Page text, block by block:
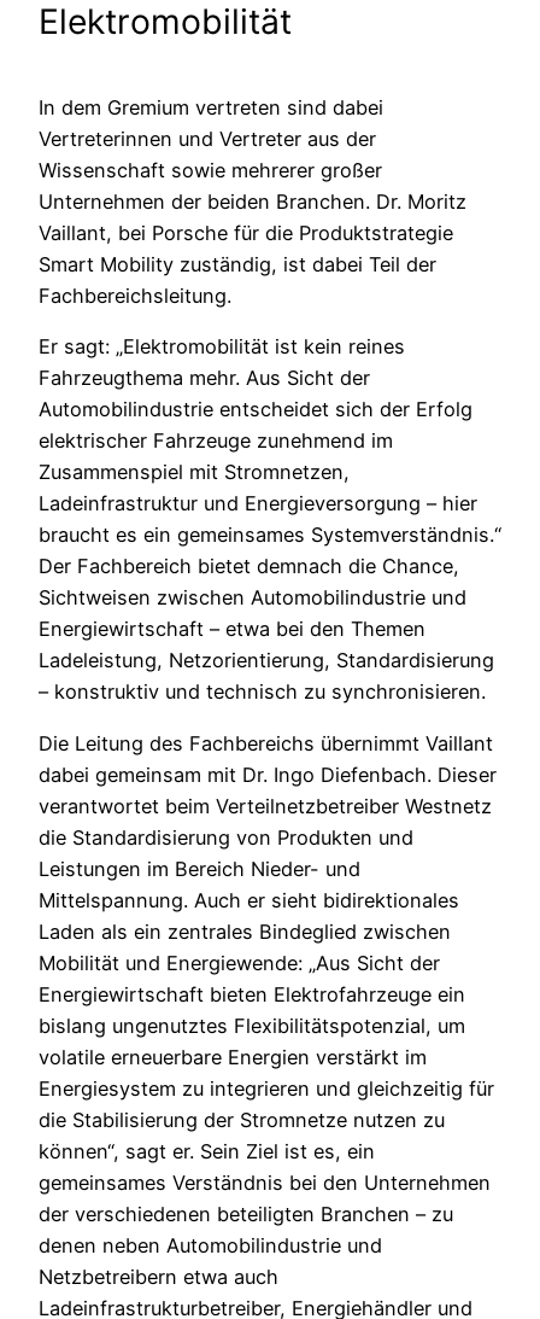
Elektromobilität
In dem Gremium vertreten sind dabei
Vertreterinnen und Vertreter aus der
Wissenschaft sowie mehrerer großer
Unternehmen der beiden Branchen. Dr. Moritz
Vaillant, bei Porsche für die Produktstrategie
Smart Mobility zuständig, ist dabei Teil der
Fachbereichsleitung.
Er sagt: „Elektromobilität ist kein reines
Fahrzeugthema mehr. Aus Sicht der
Automobilindustrie entscheidet sich der Erfolg
elektrischer Fahrzeuge zunehmend im
Zusammenspiel mit Stromnetzen,
Ladeinfrastruktur und Energieversorgung – hier
braucht es ein gemeinsames Systemverständnis.“
Der Fachbereich bietet demnach die Chance,
Sichtweisen zwischen Automobilindustrie und
Energiewirtschaft – etwa bei den Themen
Ladeleistung, Netzorientierung, Standardisierung
– konstruktiv und technisch zu synchronisieren.
Die Leitung des Fachbereichs übernimmt Vaillant
dabei gemeinsam mit Dr. Ingo Diefenbach. Dieser
verantwortet beim Verteilnetzbetreiber Westnetz
die Standardisierung von Produkten und
Leistungen im Bereich Nieder- und
Mittelspannung. Auch er sieht bidirektionales
Laden als ein zentrales Bindeglied zwischen
Mobilität und Energiewende: „Aus Sicht der
Energiewirtschaft bieten Elektrofahrzeuge ein
bislang ungenutztes Flexibilitätspotenzial, um
volatile erneuerbare Energien verstärkt im
Energiesystem zu integrieren und gleichzeitig für
die Stabilisierung der Stromnetze nutzen zu
können“, sagt er. Sein Ziel ist es, ein
gemeinsames Verständnis bei den Unternehmen
der verschiedenen beteiligten Branchen – zu
denen neben Automobilindustrie und
Netzbetreibern etwa auch
Ladeinfrastrukturbetreiber, Energiehändler und